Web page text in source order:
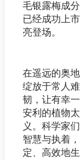
毛银露梅成
已经成功上
亮登场。
在遥远的奥
绽放于常人
韧，让有幸
安利的植物
义。科学家
智慧与执着
定、高效地